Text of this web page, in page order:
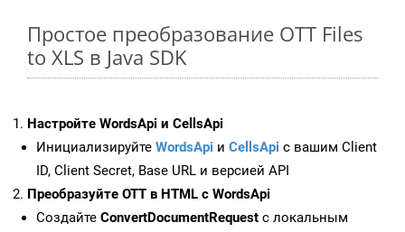
Простое преобразование OTT Files
to XLS в Java SDK
Настройте WordsApi и CellsApi
Инициализируйте WordsApi и CellsApi с вашим Client
ID, Client Secret, Base URL и версией API
Преобразуйте OTT в HTML с WordsApi
Создайте ConvertDocumentRequest с локальным